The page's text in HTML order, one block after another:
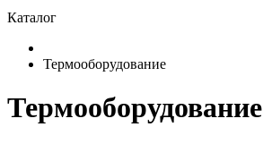
Каталог
Термооборудование
Термооборудование